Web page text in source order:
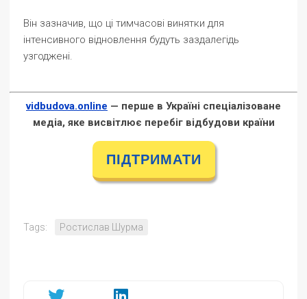
Він зазначив, що ці тимчасові винятки для
інтенсивного відновлення будуть заздалегідь
узгоджені.
vidbudova.online — перше в Україні спеціалізоване
медіа, яке висвітлює перебіг відбудови країни
ПІДТРИМАТИ
Tags: Ростислав Шурма